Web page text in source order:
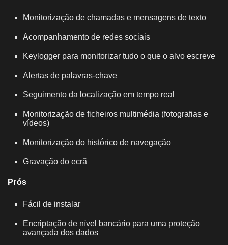
Monitorização de chamadas e mensagens de texto
Acompanhamento de redes sociais
Keylogger para monitorizar tudo o que o alvo escreve
Alertas de palavras-chave
Seguimento da localização em tempo real
Monitorização de ficheiros multimédia (fotografias e
vídeos)
Monitorização do histórico de navegação
Gravação do ecrã
Prós
Fácil de instalar
Encriptação de nível bancário para uma proteção
avançada dos dados